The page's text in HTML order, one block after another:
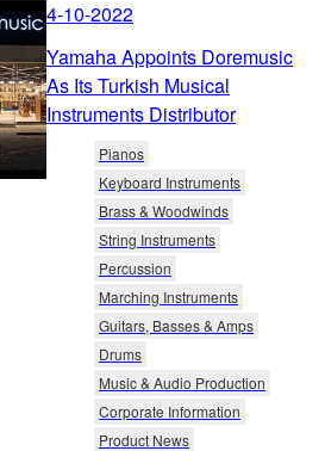
4-10-2022
Yamaha Appoints Doremusic
As Its Turkish Musical
Instruments Distributor
Pianos
Keyboard Instruments
Brass & Woodwinds
String Instruments
Percussion
Marching Instruments
Guitars, Basses & Amps
Drums
Music & Audio Production
Corporate Information
Product News